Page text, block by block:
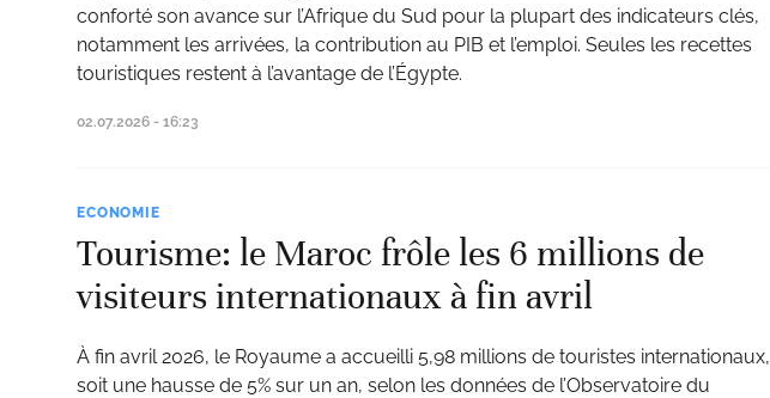
conforté son avance sur l’Afrique du Sud pour la plupart des indicateurs clés,
notamment les arrivées, la contribution au PIB et l’emploi. Seules les recettes
touristiques restent à l’avantage de l’Égypte.
02.07.2026 - 16:23
ECONOMIE
Tourisme: le Maroc frôle les 6 millions de
visiteurs internationaux à fin avril
À fin avril 2026, le Royaume a accueilli 5,98 millions de touristes internationaux,
soit une hausse de 5% sur un an, selon les données de l’Observatoire du